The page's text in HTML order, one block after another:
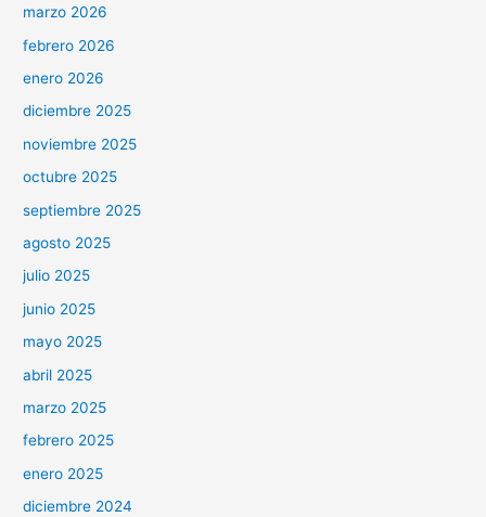
marzo 2026
febrero 2026
enero 2026
diciembre 2025
noviembre 2025
octubre 2025
septiembre 2025
agosto 2025
julio 2025
junio 2025
mayo 2025
abril 2025
marzo 2025
febrero 2025
enero 2025
diciembre 2024